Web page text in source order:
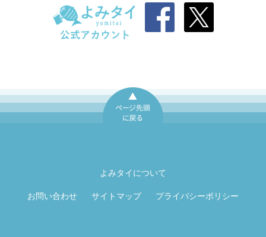
よみタイについて
お問い合わせ サイトマップ プライバシーポリシー